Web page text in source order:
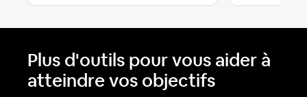
Plus d'outils pour vous aider à
atteindre vos objectifs